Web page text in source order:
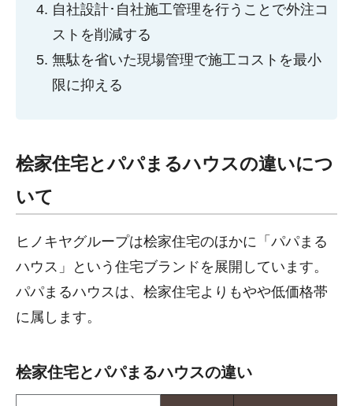
自社設計･自社施工管理を行うことで外注コ
ストを削減する
無駄を省いた現場管理で施工コストを最小
限に抑える
桧家住宅とパパまるハウスの違いにつ
いて
ヒノキヤグループは桧家住宅のほかに「パパまる
ハウス」という住宅ブランドを展開しています。
パパまるハウスは、桧家住宅よりもやや低価格帯
に属します。
桧家住宅とパパまるハウスの違い